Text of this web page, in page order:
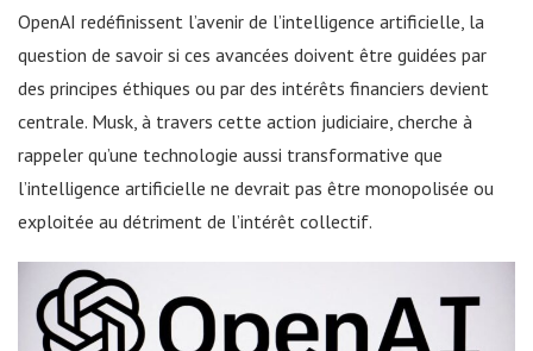
OpenAI redéfinissent l’avenir de l’intelligence artificielle, la
question de savoir si ces avancées doivent être guidées par
des principes éthiques ou par des intérêts financiers devient
centrale. Musk, à travers cette action judiciaire, cherche à
rappeler qu’une technologie aussi transformative que
l’intelligence artificielle ne devrait pas être monopolisée ou
exploitée au détriment de l’intérêt collectif.